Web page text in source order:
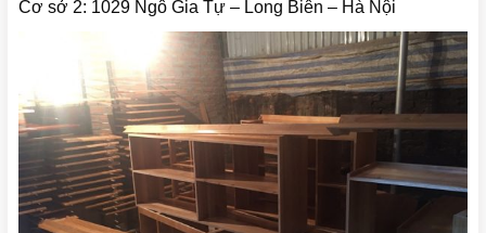
Cơ sở 2: 1029 Ngô Gia Tự – Long Biên – Hà Nội